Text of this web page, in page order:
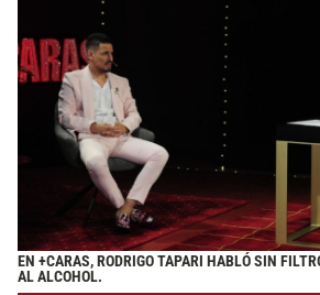
EN +CARAS, RODRIGO TAPARI HABLÓ SIN
AL ALCOHOL.